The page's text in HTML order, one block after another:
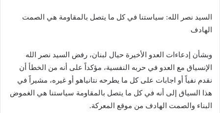
السيد نصر الله: سياستنا في كل ما يتصل بالمقاومة هي الصمت
الهادف
وبشأن إدعاءات العدو الأخيرة حيال لبنان، رفض السيد نصر الله
الإنسياق مع العدو في حربه النفسية، مؤكداً على أنه من الخطأ أن
نقدم نفياً أو اجابات على كل ما يطرحه نتانياهو أو غيره، مشيراً في
هذا السياق إلى أنه في كل ما يتصل بالمقاومة سياستنا هي الغموض
البناء والصمت الهادف من موقع المعركة.